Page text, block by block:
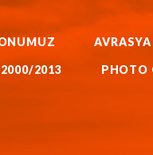
2013 PHOTO
AIKIDO
2000/2013